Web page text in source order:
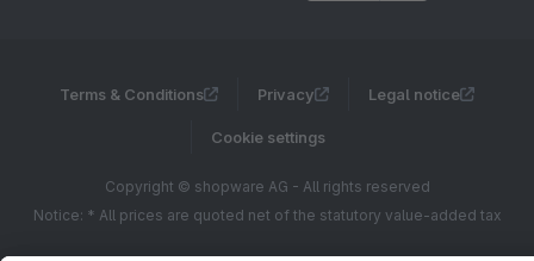
Terms & Conditions Privacy Legal notice
Cookie settings
Copyright © shopware AG - All rights reserved
Notice: * All prices are quoted net of the statutory value-added tax